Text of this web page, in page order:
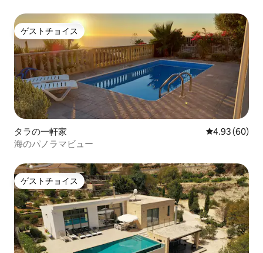
ゲストチョイス
ゲストチョイス
タラの一軒家 レビュー60
4.93 (60)
海のパノラマビュー
ゲストチョイス
ゲストチョイス